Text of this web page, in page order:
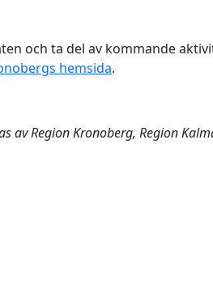
och ta del av kommande
hemsida.
av Region Kronoberg, Region